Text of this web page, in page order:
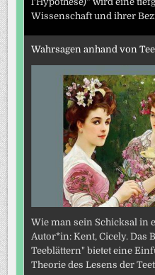
Wissenschaft und ihrer
Wahrsagen anhand von
Wie man sein Schicksal in
Autor*in: Kent, Cicely. Das
Teeblättern" bietet eine
Theorie des Lesens der